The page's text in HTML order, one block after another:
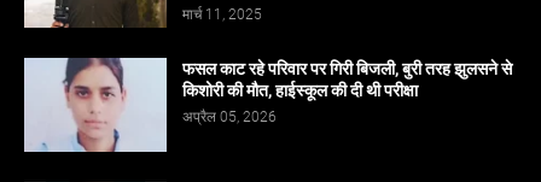
मार्च 11, 2025
फसल काट रहे परिवार पर गिरी बिजली, बुरी तरह झुलसने से
किशोरी की मौत, हाईस्कूल की दी थी परीक्षा
अप्रैल 05, 2026